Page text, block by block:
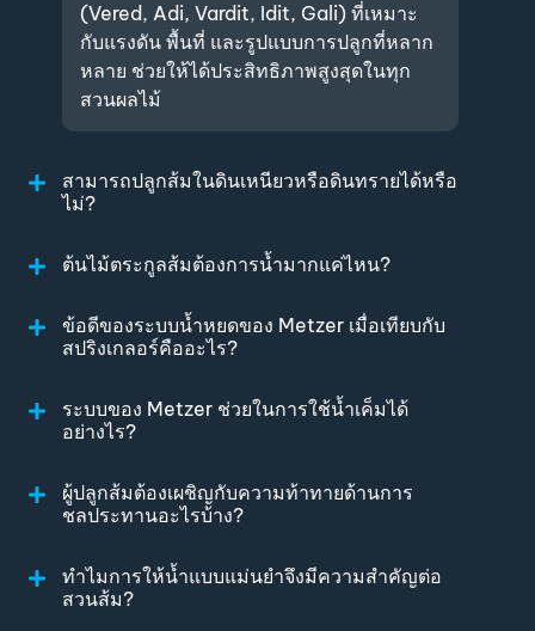
(Vered, Adi, Vardit, Idit, Gali) ที่เหมาะ
กับแรงดัน พื้นที่ และรูปแบบการปลูกที่หลาก
หลาย ช่วยให้ได้ประสิทธิภาพสูงสุดในทุก
สวนผลไม้
สามารถปลูกส้มในดินเหนียวหรือดินทรายได้หรือ
ไม่?
ต้นไม้ตระกูลส้มต้องการน้ำมากแค่ไหน?
ข้อดีของระบบน้ำหยดของ Metzer เมื่อเทียบกับ
สปริงเกลอร์คืออะไร?
ระบบของ Metzer ช่วยในการใช้น้ำเค็มได้
อย่างไร?
ผู้ปลูกส้มต้องเผชิญกับความท้าทายด้านการ
ชลประทานอะไรบ้าง?
ทำไมการให้น้ำแบบแม่นยำจึงมีความสำคัญต่อ
สวนส้ม?